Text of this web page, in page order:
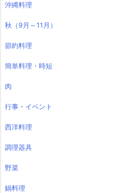
沖縄料理
秋（9月～11月）
節約料理
簡単料理・時短
肉
行事・イベント
西洋料理
調理器具
野菜
鍋料理